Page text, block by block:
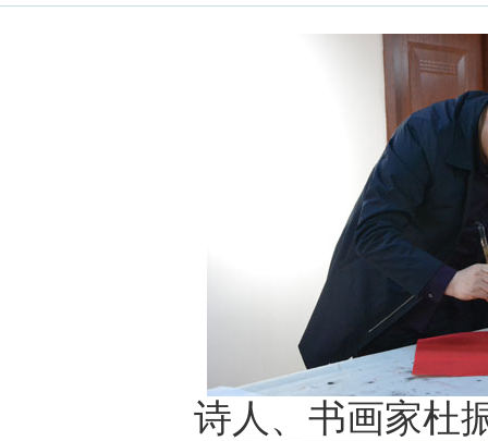
诗人、书画家杜